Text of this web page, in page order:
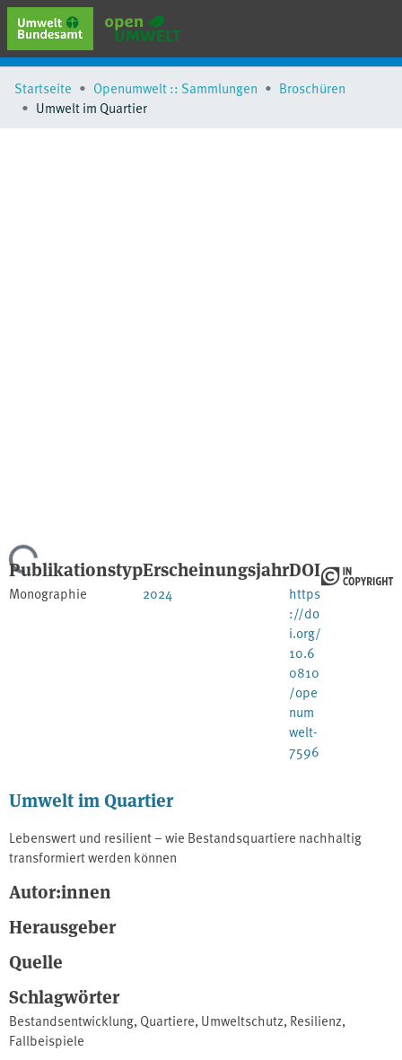
erweiterte Suche
Browse
Startseite Openumwelt :: Sammlungen
Broschüren
Umwelt im Quartier
Lade...
Publikationstyp
Monographie
Erscheinungsjahr
2024
DOI
https
://do
i.org/
10.6
0810
/ope
num
welt-
7596
Umwelt im Quartier
Lebenswert und resilient – wie Bestandsquartiere nachhaltig
transformiert werden können
Autor:innen
Herausgeber
Quelle
Schlagwörter
Bestandsentwicklung,Quartiere,Umweltschutz,Resilienz,
Fallbeispiele